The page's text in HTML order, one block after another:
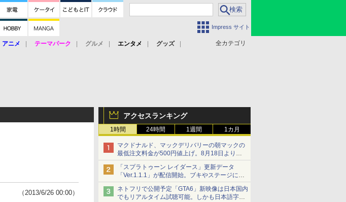
Impress サイト
全カテゴリ
アニメ テーマパーク グルメ エンタメ
グッズ
アクセスランキング
1時間 24時間 1週間 1カ月
マクドナルド、マックデリバリーの朝マックの
最低注文料金が500円値上げ。8月18日より
1,500円から受付
「スプラトゥーン レイダース」更新データ
「Ver.1.1.1」が配信開始。ブキやステージに関
する不具合を修正
ネトフリで公開予定「GTA6」新映像は日本国内
でもリアルタイム試聴可能。しかも日本語字幕
（2013/6/26 00:00）